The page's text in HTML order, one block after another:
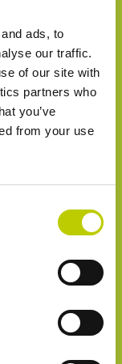
ads, to
our traffic.
of our site with
partners who
you’ve
from your use